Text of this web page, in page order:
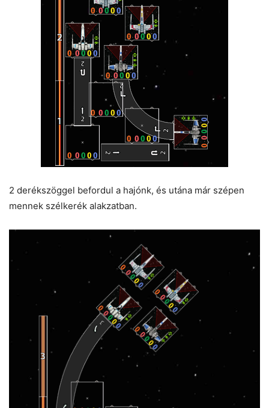
2 derékszöggel befordul a hajónk, és utána már szépen
mennek szélkerék alakzatban.